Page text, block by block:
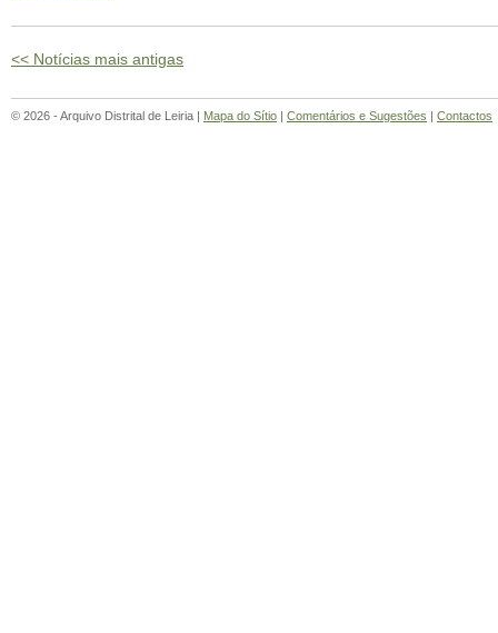
<< Notícias mais antigas
© 2026 - Arquivo Distrital de Leiria | Mapa do Sítio | Comentários e Sugestões | Contactos